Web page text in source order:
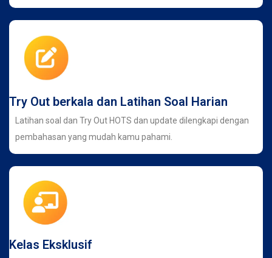
Try Out berkala dan Latihan Soal Harian
Latihan soal dan Try Out HOTS dan update dilengkapi dengan
pembahasan yang mudah kamu pahami.
Kelas Eksklusif